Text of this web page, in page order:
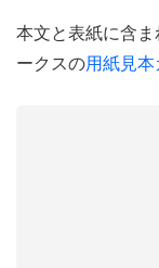
本文と表紙に含
ークスの用紙見